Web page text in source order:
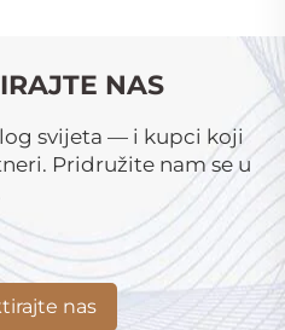
NAS
svijeta — i kupci koji
Pridružite nam se u
nas